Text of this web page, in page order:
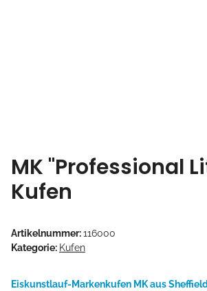
MK "Professional
Kufen
Artikelnummer:116000
Kategorie: Kufen
Eiskunstlauf-Markenkufen MK aus